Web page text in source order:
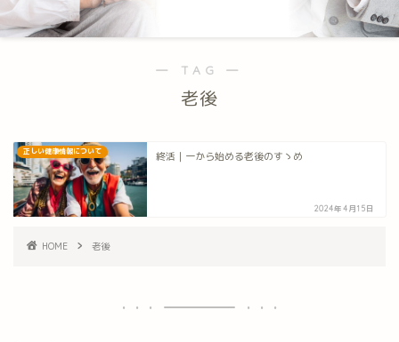
― TAG ―
老後
正しい健康情報について 終活｜一から始める老後のすゝめ
2024年4月15日
HOME 老後